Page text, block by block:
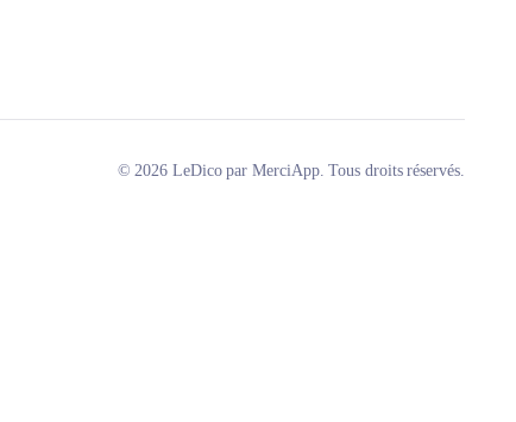
© 2026 LeDico par MerciApp. Tous droits réservés.